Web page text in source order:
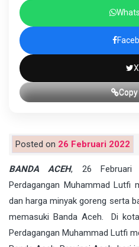
X
Copy
Posted on 26 Februari 2022
BANDA ACEH, 26 Februari
Perdagangan Muhammad Lutfi
dan harga minyak goreng serta
memasuki Banda Aceh. Di
Perdagangan Muhammad Lutfi